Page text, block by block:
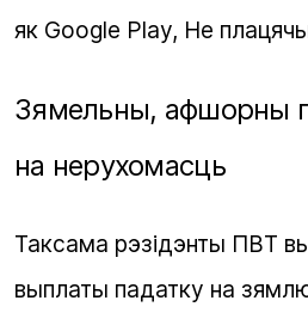
як Google Play, Не плацячы
Зямельны, афшорны
на нерухомасць
Таксама рэзідэнты ПВТ
выплаты падатку на